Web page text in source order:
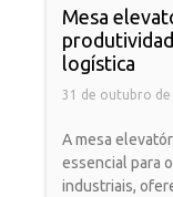
Mesa
logística
31 de outubro de
A mesa
essencial para
industriais,